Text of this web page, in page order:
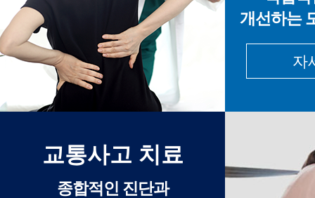
개선하는
자
교통사고 치료
종합적인 진단과